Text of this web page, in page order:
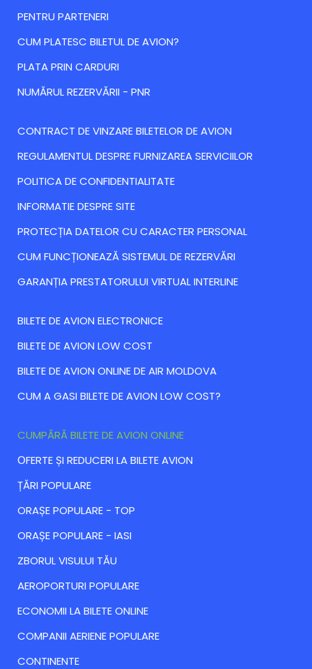
PENTRU PARTENERI
CUM PLATESC BILETUL DE AVION?
PLATA PRIN CARDURI
NUMĂRUL REZERVĂRII - PNR
CONTRACT DE VINZARE BILETELOR DE AVION
REGULAMENTUL DESPRE FURNIZAREA SERVICIILOR
POLITICA DE CONFIDENTIALITATE
INFORMATIE DESPRE SITE
PROTECȚIA DATELOR CU CARACTER PERSONAL
CUM FUNCȚIONEAZĂ SISTEMUL DE REZERVĂRI
GARANȚIA PRESTATORULUI VIRTUAL INTERLINE
BILETE DE AVION ELECTRONICE
BILETE DE AVION LOW COST
BILETE DE AVION ONLINE DE AIR MOLDOVA
CUM A GASI BILETE DE AVION LOW COST?
CUMPĂRĂ BILETE DE AVION ONLINE
ОFERTE ȘI REDUCERI LA BILETE AVION
ȚĂRI POPULARE
ORAȘE POPULARE - TOP
ORAȘE POPULARE - IASI
ZBORUL VISULUI TĂU
AEROPORTURI POPULARE
ECONOMII LA BILETE ONLINE
COMPANII AERIENE POPULARE
CONTINENTE